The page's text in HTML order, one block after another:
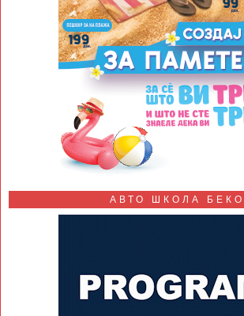
АВТО ШКОЛА БЕКО